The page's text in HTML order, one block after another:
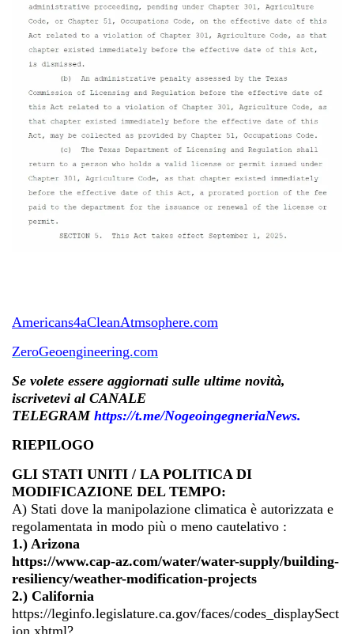
Americans4aCleanAtmsophere.com
ZeroGeoengineering.com
Se volete essere aggiornati sulle ultime novità,
iscrivetevi al CANALE
TELEGRAM https://t.me/NogeoingegneriaNews.
RIEPILOGO
GLI STATI UNITI / LA POLITICA DI
MODIFICAZIONE DEL TEMPO:
A) Stati dove la manipolazione climatica è autorizzata e
regolamentata in modo più o meno cautelativo :
1.) Arizona
https://www.cap-az.com/water/water-supply/building-
resiliency/weather-modification-projects
2.) California
https://leginfo.legislature.ca.gov/faces/codes_displaySect
ion.xhtml?